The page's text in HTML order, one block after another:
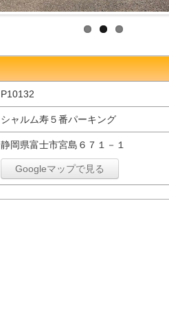
P10132
シャルム寿５番パーキング
静岡県富士市宮島６７１－１
Googleマップで見る